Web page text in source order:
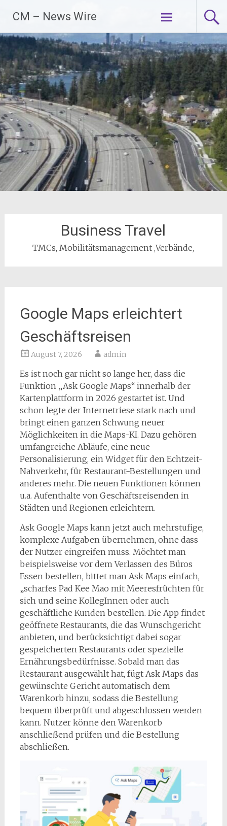
Inhalt
springen
CM – News Wire
Business Travel
TMCs, Mobilitätsmanagement ,Verbände,
Google Maps erleichtert
Geschäftsreisen
August 7, 2026 admin
Es ist noch gar nicht so lange her, dass die
Funktion „Ask Google Maps“ innerhalb der
Kartenplattform in 2026 gestartet ist. Und
schon legte der Internetriese stark nach und
bringt einen ganzen Schwung neuer
Möglichkeiten in die Maps-KI. Dazu gehören
umfangreiche Abläufe, eine neue
Personalisierung, ein Widget für den Echtzeit-
Nahverkehr, für Restaurant-Bestellungen und
anderes mehr. Die neuen Funktionen können
u.a. Aufenthalte von Geschäftsreisenden in
Städten und Regionen erleichtern.
Ask Google Maps kann jetzt auch mehrstufige,
komplexe Aufgaben übernehmen, ohne dass
der Nutzer eingreifen muss. Möchtet man
beispielsweise vor dem Verlassen des Büros
Essen bestellen, bittet man Ask Maps einfach,
„scharfes Pad Kee Mao mit Meeresfrüchten für
sich und seine KollegInnen oder auch
geschäftliche Kunden bestellen. Die App findet
geöffnete Restaurants, die das Wunschgericht
anbieten, und berücksichtigt dabei sogar
gespeicherten Restaurants oder spezielle
Ernährungsbedürfnisse. Sobald man das
Restaurant ausgewählt hat, fügt Ask Maps das
gewünschte Gericht automatisch dem
Warenkorb hinzu, sodass die Bestellung
bequem überprüft und abgeschlossen werden
kann. Nutzer könne den Warenkorb
anschließend prüfen und die Bestellung
abschließen.